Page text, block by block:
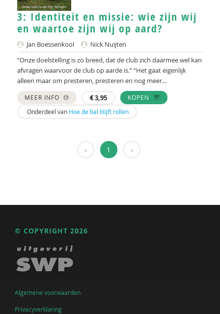
Hans van Hulst
René Hut
Arthur Imkens
Jeffrey Jhanjan
Anouk Kok
Eelco Koot
John de Pool
3: Identiteit en missie: wie zijn wij
en waartoe zijn wij op aard?
Jan Boessenkool
Nick Nuijten
“Onze doelstelling is zo breed, dat de club zich daarmee wel kan
afvragen waarvoor de club op aarde is.” “Het gaat eigenlijk
alleen maar om presteren, presteren en nog meer...
MEER INFO €3,95
KOPEN
Onderdeel van Hoe de bal blijft rollen
« 1 »
© COPYRIGHT 2026
Algemene voorwaarden
Privacyverklaring